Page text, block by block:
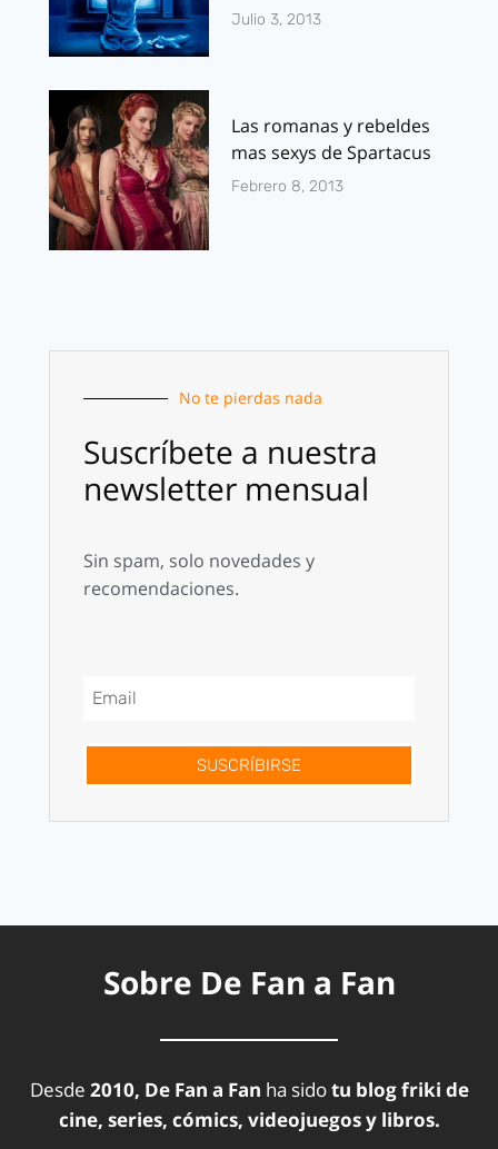
Julio 3, 2013
Las romanas y rebeldes
mas sexys de Spartacus
Febrero 8, 2013
No te pierdas nada
Suscríbete a nuestra
newsletter mensual
Sin spam, solo novedades y
recomendaciones.
SUSCRÍBIRSE
Sobre De Fan a Fan
Desde 2010, De Fan a Fan ha sidotu blog friki de
cine, series, cómics, videojuegos y libros.